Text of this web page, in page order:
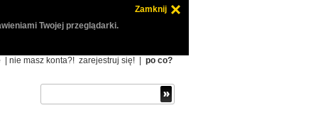
Zamknij
Twojej przeglądarki.
| nie masz konta?! zarejestruj się! po co?